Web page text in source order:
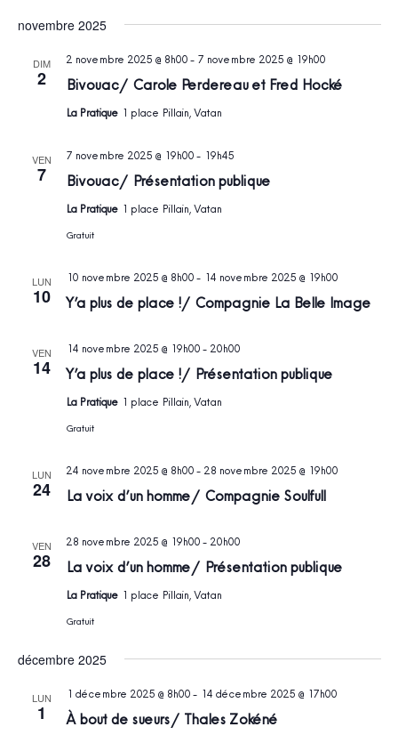
novembre 2025
DIM
2 Bivouac / Carole Perdereau et Fred Hocké
2 novembre 2025 @ 8h00- 7 novembre 2025 @ 19h00
La Pratique 1 place Pillain, Vatan
VEN
7 Bivouac / Présentation publique
7 novembre 2025 @ 19h00- 19h45
La Pratique 1 place Pillain, Vatan
Gratuit
LUN
10 Y’a plus de place ! / Compagnie La Belle Image
10 novembre 2025 @ 8h00- 14 novembre 2025 @ 19h00
VEN
14 Y’a plus de place ! / Présentation publique
14 novembre 2025 @ 19h00- 20h00
La Pratique 1 place Pillain, Vatan
Gratuit
LUN
24 La voix d’un homme / Compagnie Soulfull
24 novembre 2025 @ 8h00- 28 novembre 2025 @ 19h00
VEN
28 La voix d’un homme / Présentation publique
28 novembre 2025 @ 19h00- 20h00
La Pratique 1 place Pillain, Vatan
Gratuit
décembre 2025
LUN
1 À bout de sueurs / Thales Zokéné
1 décembre 2025 @ 8h00- 14 décembre 2025 @ 17h00